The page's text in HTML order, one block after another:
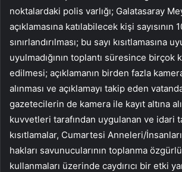
noktalardaki polis varlığı; Galatasaray
açıklamasına katılabilecek kişi sayısının
sınırlandırılması; bu sayı kısıtlamasına
uyulmadığının toplantı süresince birçok
edilmesi; açıklamanın birden fazla
alınması ve açıklamayı takip eden
gazetecilerin de kamera ile kayıt altına
kuvvetleri tarafından uygulanan ve idari
kısıtlamalar, Cumartesi Anneleri/
hakları savunucularının toplanma
kullanmaları üzerinde caydırıcı bir etki